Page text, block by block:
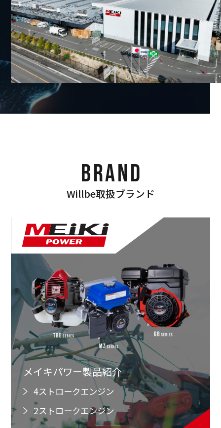
BRAND
Willbe取扱ブランド
メイキパワー製品紹介
4ストロークエンジン
2ストロークエンジン